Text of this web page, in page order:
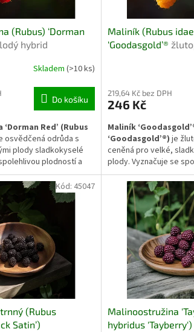
(Rubus) ‘Dorman
hybrid
Skladem (>10 ks)
Do košíku
Red’ (Rubus
osvědčená odrůda s
plody sladkokyselé
plodností a
díky čemuž se
ovocných
vhodné k přímé
zpracování.
Maliník (Rubus
‘Goodasgold’®
219,64 Kč bez DPH
246 Kč
Maliník
‘Goodasgold’®) je
ceněná pro velké,
plody. Vyznačuje se
dobrým růstem, díky
běžných zahrad, tak
výsadeb. Plody jsou
konzumu i k dalšímu
(Rubus
Satin’)
Kód: 45047
Malinoostružina
hybridus 'Tayberry')